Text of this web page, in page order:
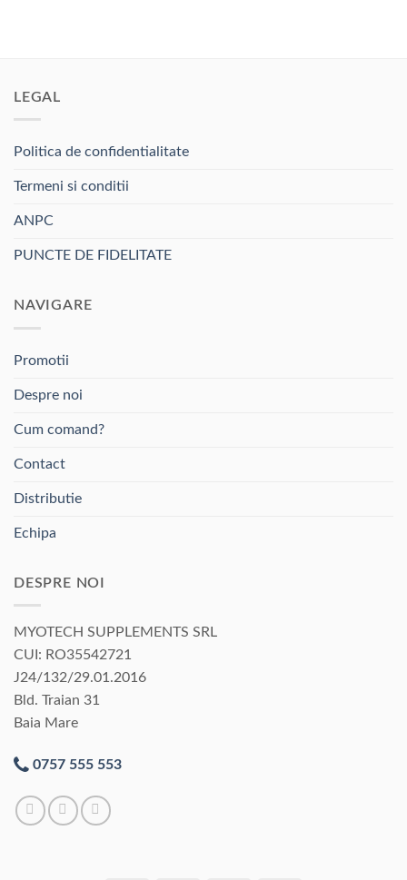
LEGAL
Politica de confidentialitate
Termeni si conditii
ANPC
PUNCTE DE FIDELITATE
NAVIGARE
Promotii
Despre noi
Cum comand?
Contact
Distributie
Echipa
DESPRE NOI
MYOTECH SUPPLEMENTS SRL
CUI: RO35542721
J24/132/29.01.2016
Bld. Traian 31
Baia Mare
0757 555 553